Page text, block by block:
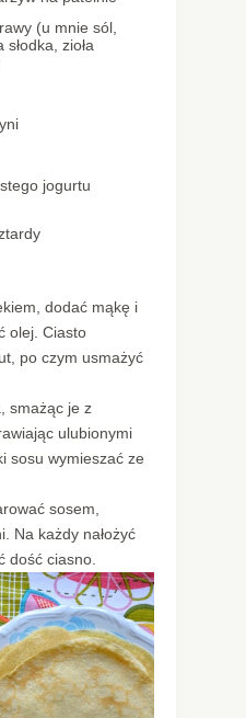
(u mnie sól,
zioła
jogurtu
dodać mąkę i
olej. Ciasto
po czym usmażyć
smażąc je z
ulubionymi
sosu wymieszać ze
sosem,
Na każdy nałożyć
dość ciasno.